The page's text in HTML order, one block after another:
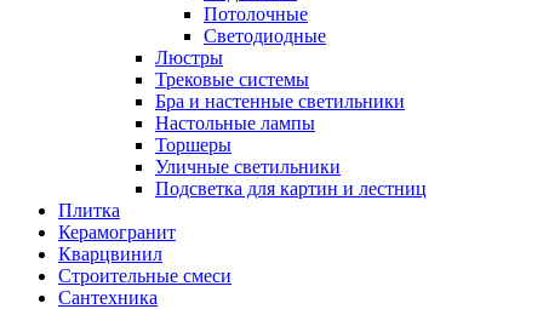
Потолочные
Светодиодные
Люстры
Трековые системы
Бра и настенные светильники
Настольные лампы
Торшеры
Уличные светильники
Подсветка для картин и лестниц
Плитка
Керамогранит
Кварцвинил
Строительные смеси
Сантехника